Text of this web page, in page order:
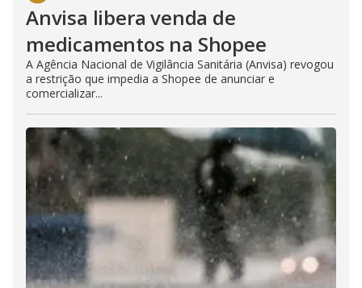
Anvisa libera venda de
medicamentos na Shopee
A Agência Nacional de Vigilância Sanitária (Anvisa) revogou
a restrição que impedia a Shopee de anunciar e
comercializar...